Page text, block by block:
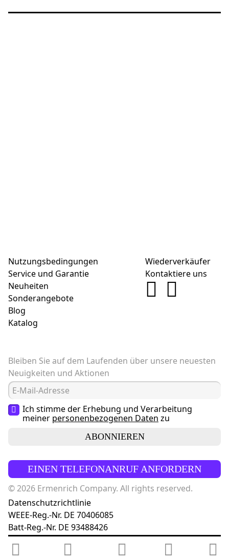
Nutzungsbedingungen
Service und Garantie
Neuheiten
Sonderangebote
Blog
Katalog
Wiederverkäufer
Kontaktiere uns
Bleiben Sie auf dem Laufenden über unsere neuesten
Neuigkeiten und Aktionen
Ich stimme der Erhebung und Verarbeitung
meiner personenbezogenen Daten zu
ABONNIEREN
EINEN TELEFONANRUF ANFORDERN
© 2026 Ermenrich Company. All rights reserved.
Datenschutzrichtlinie
WEEE-Reg.-Nr. DE 70406085
Batt-Reg.-Nr. DE 93488426